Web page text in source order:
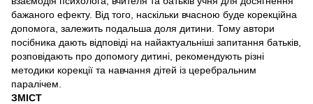
бажаного ефекту. Від того, наскільки вчасною буде корекційна
допомога, залежить подальша доля дитини. Тому автори
посібника дають відповіді на найактуальніші запитання батьків,
розповідають про допомогу дитині, рекомендують різні
методики корекції та навчання дітей із церебральним
паралічем.
ЗМІСТ